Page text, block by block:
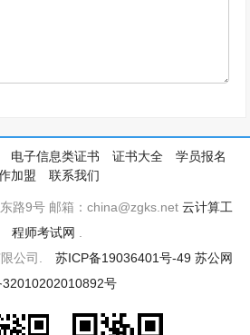
电子信息类证书 证书大全
学员报名
加盟
联系我们
路9号 邮箱：china@zgks.net云计算工
程师考试网
限公司. 苏ICP备19036401号-49 苏公网
32010202010892号